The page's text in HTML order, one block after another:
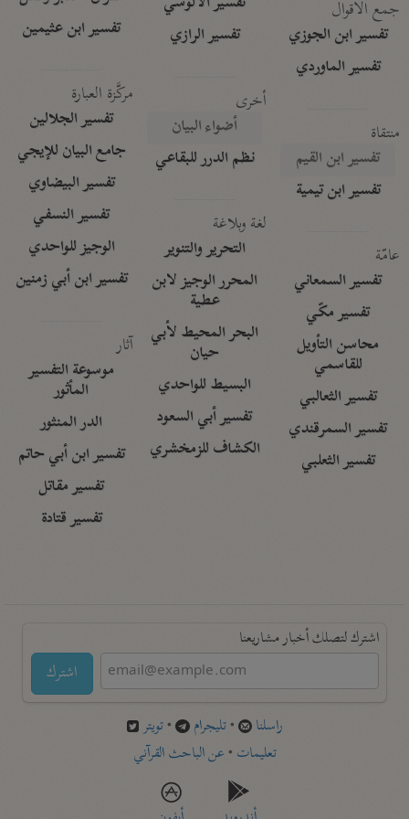
جمع الأقوال
تفسير ابن الجوزي
تفسير الماوردي
منتقاة
تفسير ابن القيم
تفسير ابن تيمية
عامّة
تفسير السمعاني
تفسير مكّي
محاسن التأويل
للقاسمي
تفسير الثعالبي
تفسير السمرقندي
تفسير الثعلبي
تفسير الرازي
أخرى
أضواء البيان
نظم الدرر للبقاعي
لغة وبلاغة
التحرير والتنوير
المحرر الوجيز لابن
عطية
البحر المحيط لأبي
حيان
البسيط للواحدي
تفسير أبي السعود
الكشاف للزمخشري
تفسير ابن عثيمين
مركَّزة العبارة
تفسير الجلالين
جامع البيان للإيجي
تفسير البيضاوي
تفسير النسفي
الوجيز للواحدي
تفسير ابن أبي زمنين
آثار
موسوعة التفسير
المأثور
الدر المنثور
تفسير ابن أبي حاتم
تفسير مقاتل
تفسير قتادة
اشترك لتصلك أخبار مشاريعنا
اشترك
راسلنا •تليجرام •تويتر
تعليمات •عن الباحث القرآني